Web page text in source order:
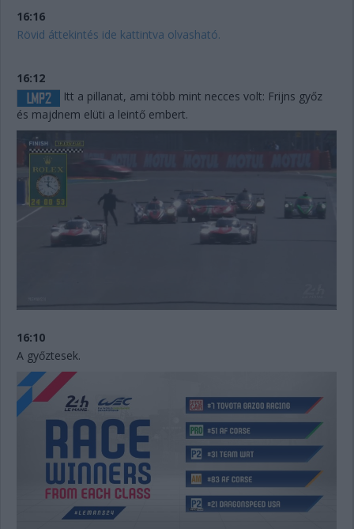
16:16
Rövid áttekintés ide kattintva olvasható.
16:12
Itt a pillanat, ami több mint necces volt: Frijns győz
és majdnem elüti a leintő embert.
16:10
A győztesek.